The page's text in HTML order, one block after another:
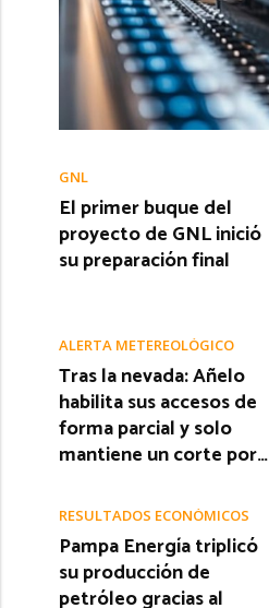
GNL
El primer buque del
proyecto de GNL inició
su preparación final
ALERTA METEREOLÓGICO
Tras la nevada: Añelo
habilita sus accesos de
forma parcial y solo
mantiene un corte por…
RESULTADOS ECONÓMICOS
Pampa Energía triplicó
su producción de
petróleo gracias al